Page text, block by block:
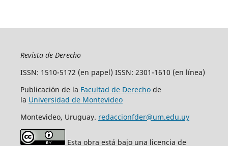
Revista de Derecho
ISSN: 1510-5172 (en papel) ISSN: 2301-1610 (en línea)
Publicación de la Facultad de Derechode
la Universidad de Montevideo
Montevideo, Uruguay. redaccionfder@um.edu.uy
Esta obra está bajo una licencia de